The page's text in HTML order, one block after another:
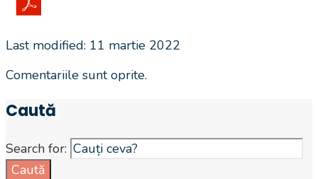
Last modified: 11 martie 2022
Comentariile sunt oprite.
Caută
Search for:
Caută